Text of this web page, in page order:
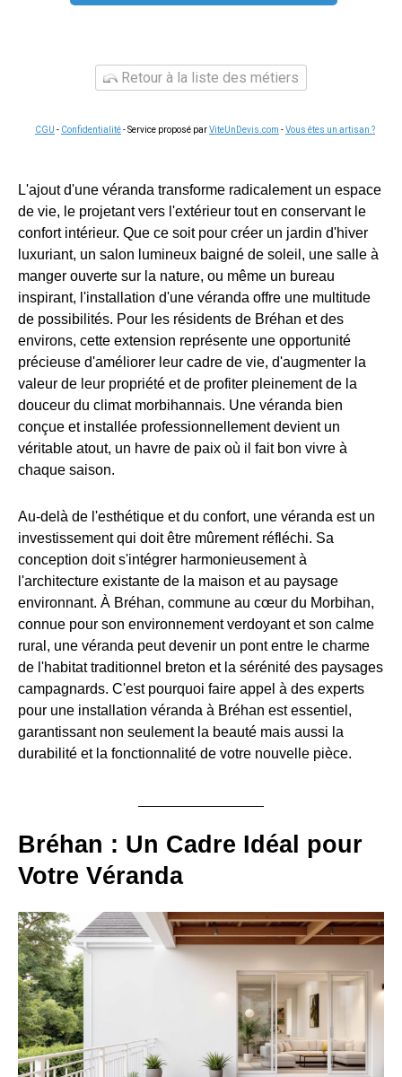
Retour à la liste des métiers
CGU - Confidentialité- Service proposé parViteUnDevis.com -Vous êtes un artisan ?
L'ajout d'une véranda transforme radicalement un espace
de vie, le projetant vers l'extérieur tout en conservant le
confort intérieur. Que ce soit pour créer un jardin d'hiver
luxuriant, un salon lumineux baigné de soleil, une salle à
manger ouverte sur la nature, ou même un bureau
inspirant, l'installation d'une véranda offre une multitude
de possibilités. Pour les résidents de Bréhan et des
environs, cette extension représente une opportunité
précieuse d'améliorer leur cadre de vie, d'augmenter la
valeur de leur propriété et de profiter pleinement de la
douceur du climat morbihannais. Une véranda bien
conçue et installée professionnellement devient un
véritable atout, un havre de paix où il fait bon vivre à
chaque saison.
Au-delà de l'esthétique et du confort, une véranda est un
investissement qui doit être mûrement réfléchi. Sa
conception doit s'intégrer harmonieusement à
l'architecture existante de la maison et au paysage
environnant. À Bréhan, commune au cœur du Morbihan,
connue pour son environnement verdoyant et son calme
rural, une véranda peut devenir un pont entre le charme
de l'habitat traditionnel breton et la sérénité des paysages
campagnards. C'est pourquoi faire appel à des experts
pour une installation véranda à Bréhan est essentiel,
garantissant non seulement la beauté mais aussi la
durabilité et la fonctionnalité de votre nouvelle pièce.
Bréhan : Un Cadre Idéal pour
Votre Véranda